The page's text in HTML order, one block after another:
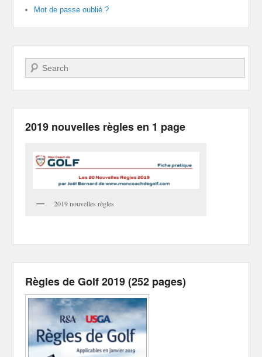
Mot de passe oublié ?
Recherche
2019 nouvelles règles en 1 page
2019 nouvelles règles
Règles de Golf 2019 (252 pages)